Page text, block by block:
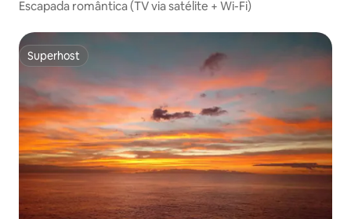
Escapada romântica (TV via satélite + Wi-Fi)
Superhost
Superhost